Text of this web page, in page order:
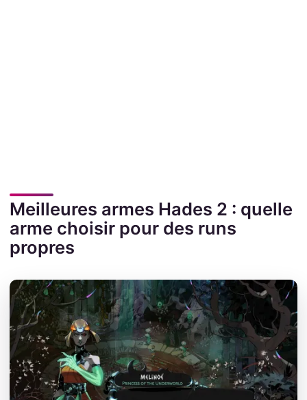
Meilleures armes Hades 2 : quelle
arme choisir pour des runs
propres